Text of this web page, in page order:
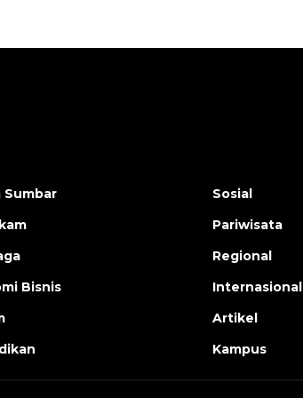
Bisnis
Sosial
Pariwisata
Regional
Internasional
Artikel
Kampus